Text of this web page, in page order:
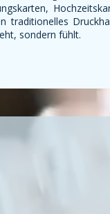
traditionelles
sondern fühlt.